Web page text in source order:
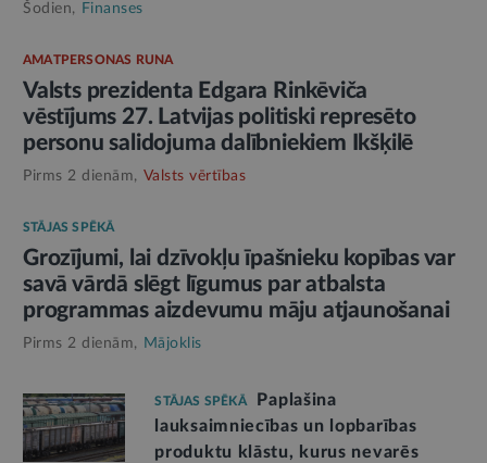
Šodien, Finanses
AMATPERSONAS RUNA
Valsts prezidenta Edgara Rinkēviča
vēstījums 27. Latvijas politiski represēto
personu salidojuma dalībniekiem Ikšķilē
Pirms 2 dienām, Valsts vērtības
STĀJAS SPĒKĀ
Grozījumi, lai dzīvokļu īpašnieku kopības var
savā vārdā slēgt līgumus par atbalsta
programmas aizdevumu māju atjaunošanai
Pirms 2 dienām, Mājoklis
STĀJAS SPĒKĀ
Paplašina
lauksaimniecības un lopbarības
produktu klāstu, kurus nevarēs